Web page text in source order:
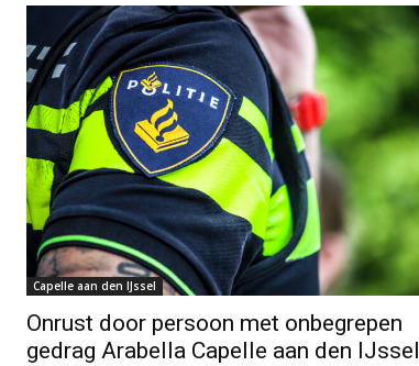
Capelle aan den IJssel
Onrust door persoon met onbegrepen
gedrag Arabella Capelle aan den IJssel